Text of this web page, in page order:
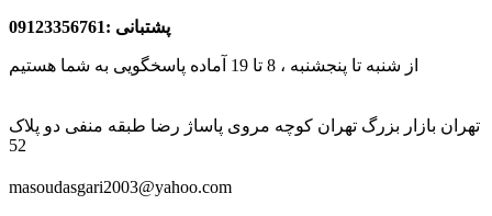
پشتبانی :09123356761
از شنبه تا پنجشنبه ، 8 تا 19 آماده پاسخگویی به شما هستیم
تهران بازار بزرگ تهران کوچه مروی پاساژ رضا طبقه منفی دو پلاک
52
masoudasgari2003@yahoo.com